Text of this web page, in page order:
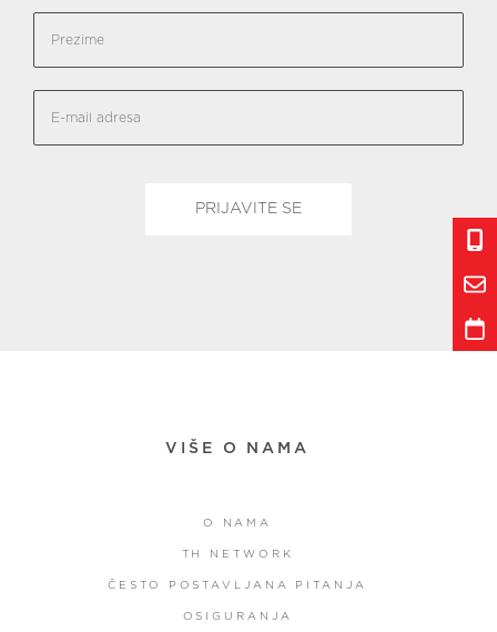
VIŠE O NAMA
O NAMA
TH NETWORK
ČESTO POSTAVLJANA PITANJA
OSIGURANJA